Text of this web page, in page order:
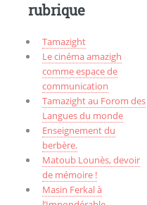
rubrique
Tamazight
Le cinéma amazigh
comme espace de
communication
Tamazight au Forom des
Langues du monde
Enseignement du
berbère.
Matoub Lounès, devoir
de mémoire !
Masin Ferkal à